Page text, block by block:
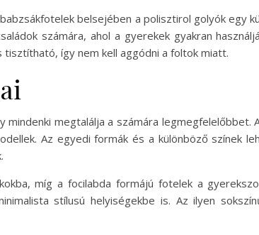
belsejében a polisztirol golyók egy
számára, ahol a gyerekek gyakran
így nem kell aggódni a foltok miatt.
megtalálja a számára legmegfelelőbbet.
Az egyedi formák és a különböző színek
míg a focilabda formájú fotelek a
stílusú helyiségekbe is. Az ilyen